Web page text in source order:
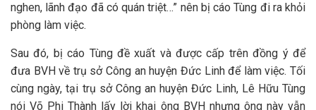
nghen, lãnh đạo đã có quán triệt…” nên bị cáo Tùng đi ra khỏi
phòng làm việc.
Sau đó, bị cáo Tùng đề xuất và được cấp trên đồng ý để
đưa BVH về trụ sở Công an huyện Đức Linh để làm việc. Tối
cùng ngày, tại trụ sở Công an huyện Đức Linh, Lê Hữu Tùng
nói Võ Phi Thành lấy lời khai ông BVH nhưng ông này vẫn